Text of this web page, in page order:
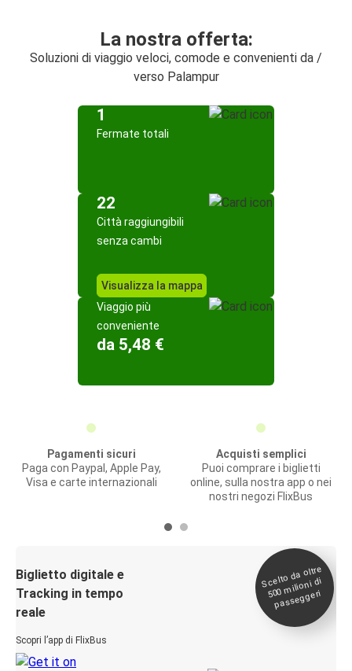
La nostra offerta:
Soluzioni di viaggio veloci, comode e convenienti da /
verso Palampur
1
Fermate totali
22
Città raggiungibili
senza cambi
Visualizza la mappa
Viaggio più
conveniente
da 5,48 €
Pagamenti sicuri
Paga con Paypal, Apple Pay,
Visa e carte internazionali
Acquisti semplici
Puoi comprare i biglietti
online, sulla nostra app o nei
nostri negozi FlixBus
Biglietto digitale e
Tracking in tempo
reale
Scopri l’app di FlixBus
Scelto da oltre
500
milioni di
passeggeri